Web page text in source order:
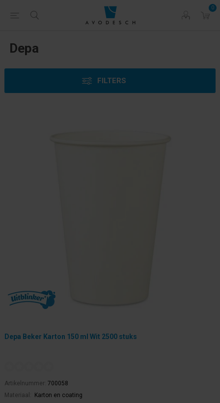
0
Depa
FILTERS
Depa Beker Karton 150 ml Wit 2500 stuks
Artikelnummer: 700058
Materiaal:
Karton en coating